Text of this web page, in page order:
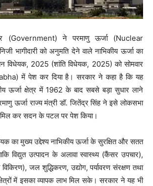
(Government) ने परमाणु ऊर्जा (Nuclear
भागीदारी को अनुमति देने वाले नाभिकीय ऊर्जा का
विधेयक, 2025 (शांति विधेयक, 2025) को सोमवार
में पेश कर दिया है। सरकार ने कहा है कि यह
ऊर्जा क्षेत्र में 1962 के बाद सबसे बड़ा सुधार लाने
ऊर्जा राज्य मंत्री डॉ. जितेंद्र सिंह ने इसे लोकसभा
कर सदन के पटल पर पेश किया।
का मुख्य उद्देश्य नाभिकीय ऊर्जा के सुरक्षित और सतत
विद्युत उत्पादन के अलावा स्वास्थ्य (कैंसर उपचार),
जल शुद्धिकरण, उद्योग, पर्यावरण संरक्षण तथा
में इसका व्यापक लाभ मिल सके। सरकार ने यह भी